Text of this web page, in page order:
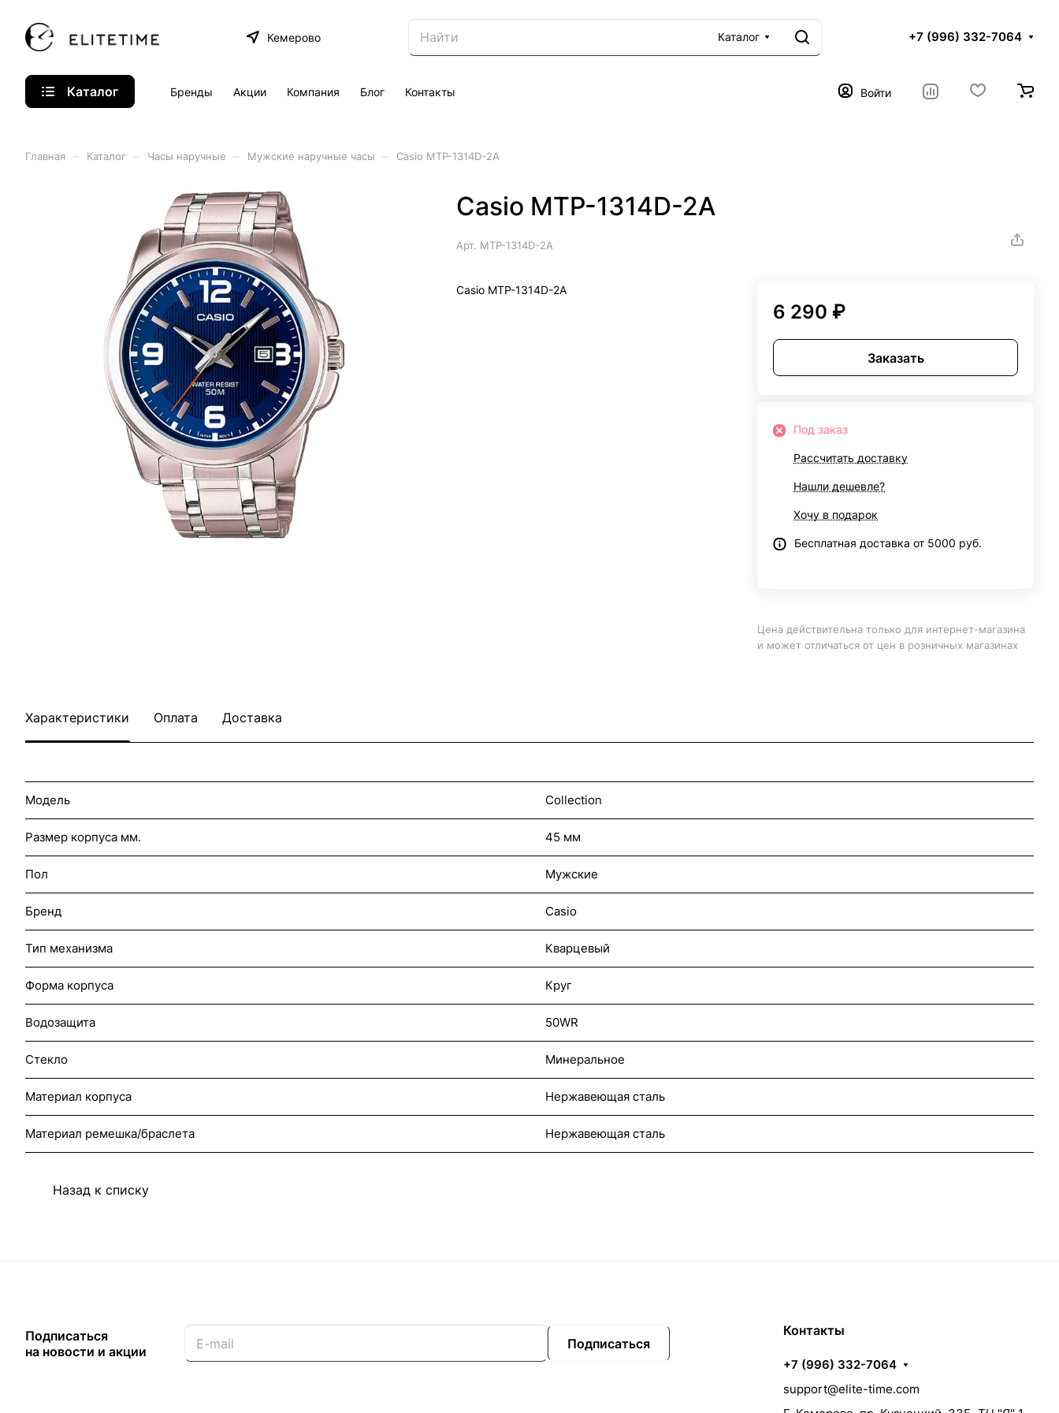
Кемерово Каталог +7 (996) 332-7064
Каталог Бренды Акции Компания Блог Контакты Войти
Главная Каталог Часы наручные Мужские наручные часы Casio MTP-1314D-2A
Casio MTP-1314D-2A
Арт. MTP-1314D-2A
Casio MTP-1314D-2A
6 290 ₽
Заказать
Под заказ
Рассчитать доставку
Нашли дешевле?
Хочу в подарок
Бесплатная доставка от 5000 руб.
Цена действительна только для интернет-магазина
и может отличаться от цен в розничных магазинах
Характеристики Оплата Доставка
Модель Collection
Размер корпуса мм. 45 мм
Пол Мужские
Бренд Casio
Тип механизма Кварцевый
Форма корпуса Круг
Водозащита 50WR
Стекло Минеральное
Материал корпуса Нержавеющая сталь
Материал ремешка/браслета Нержавеющая сталь
Назад к списку
Подписаться
на новости и акции
Подписаться
Контакты
+7 (996) 332-7064
support@elite-time.com